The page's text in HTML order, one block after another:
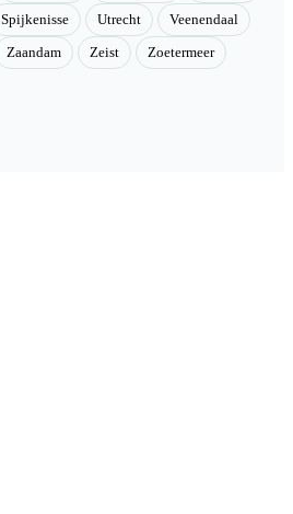
Spijkenisse Utrecht Veenendaal
Zaandam Zeist Zoetermeer